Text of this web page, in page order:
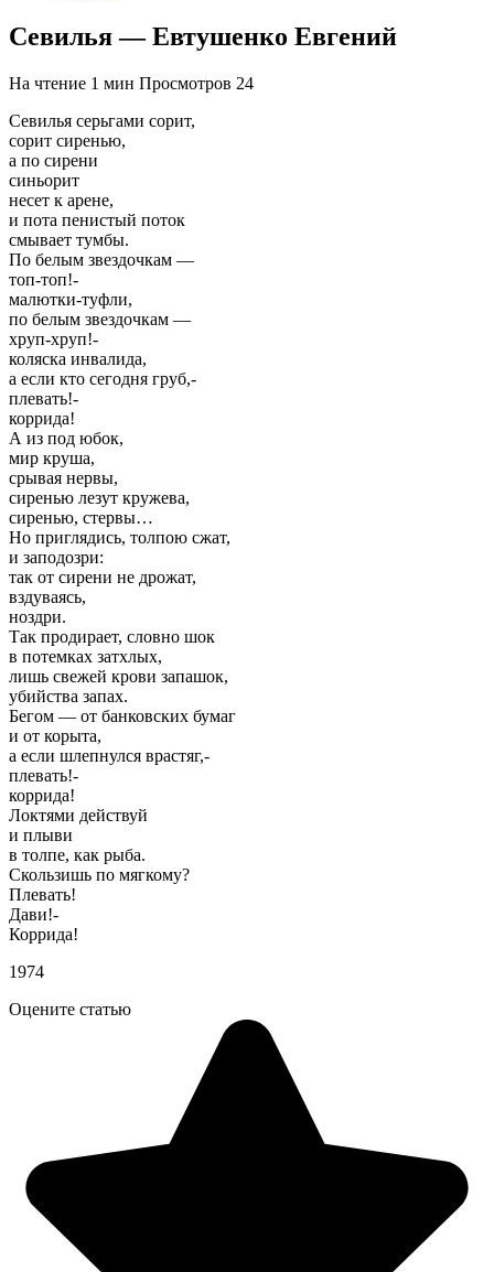
Севилья — Евтушенко Евгений
На чтение 1 мин Просмотров 24
Севилья серьгами сорит,
сорит сиренью,
а по сирени
синьорит
несет к арене,
и пота пенистый поток
смывает тумбы.
По белым звездочкам —
топ-топ!-
малютки-туфли,
по белым звездочкам —
хруп-хруп!-
коляска инвалида,
а если кто сегодня груб,-
плевать!-
коррида!
А из под юбок,
мир круша,
срывая нервы,
сиренью лезут кружева,
сиренью, стервы…
Но приглядись, толпою сжат,
и заподозри:
так от сирени не дрожат,
вздуваясь,
ноздри.
Так продирает, словно шок
в потемках затхлых,
лишь свежей крови запашок,
убийства запах.
Бегом — от банковских бумаг
и от корыта,
а если шлепнулся врастяг,-
плевать!-
коррида!
Локтями действуй
и плыви
в толпе, как рыба.
Скользишь по мягкому?
Плевать!
Дави!-
Коррида!
1974
Оцените статью